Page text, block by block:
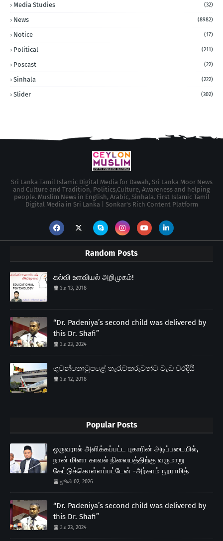
Media Studies (32)
News (8982)
Notice (17)
Political (211)
Poscast (22)
Sinhala (222)
Slider (302)
Sri Lanka Tamil Islamic Digital Media for Dawah, Sri Lanka Moor News
and Culture and Tradition, Politics,Culture, Awareness and helping
people. Muslim News in English, Arabic, Sinhala. First Islamic Tamil
Digital Media in Sri Lanka | Sonkar's Rich Content Platform
Random Posts
கல்வி உளவியல் அறிமுகம்!
மே 13, 2018
“Dr. Padeniya’s second child was delivered by
this Dr. Shafi”
மே 23, 2024
ගුවන්තොටුපළේ තැරැව්කරුවන්ට වැඩ වරදියි
மே 12, 2018
Popular Posts
ஒருவரால் அளிக்கப்பட்ட புகாரின் அடிப்படையில்,
நான் மினா காவல் நிலையத்திற்கு வருமாறு
கேட்டுக்கொள்ளப்பட்டேன் -அர்காம் நூராமித்
ஜூன் 02, 2026
“Dr. Padeniya’s second child was delivered by
this Dr. Shafi”
மே 23, 2024